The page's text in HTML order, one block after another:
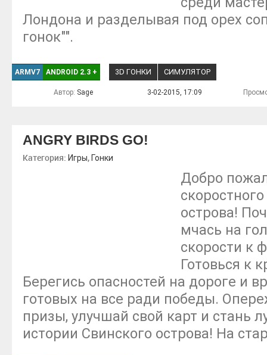
Лондона и разделывая под орех
гонок"".
ARMV7 ANDROID 2.3 + 3D ГОНКИ СИМУЛЯТОР
Автор: Sage 3-02-2015, 17:09
ANGRY BIRDS GO!
Категория: Игры, Гонки
Добро
острова!
мчась на
скорости к
Готовься к
Берегись опасностей на дороге и
готовых на все ради победы.
призы, улучшай свой карт и стань
истории Свинского острова! На